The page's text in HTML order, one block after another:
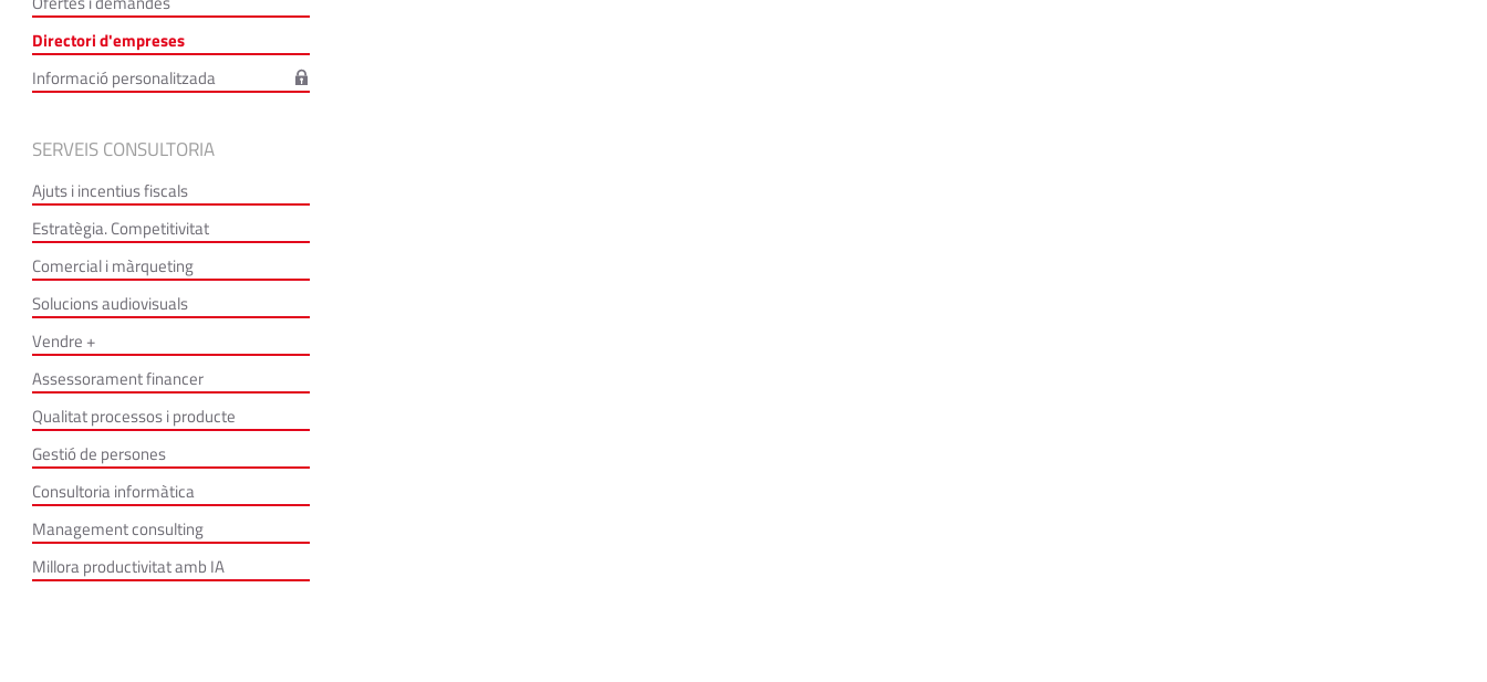
Directori d'empreses
Informació personalitzada
SERVEIS CONSULTORIA
Ajuts i incentius fiscals
Estratègia. Competitivitat
Comercial i màrqueting
Solucions audiovisuals
Vendre +
Assessorament financer
Qualitat processos i producte
Gestió de persones
Consultoria informàtica
Management consulting
Millora productivitat amb IA